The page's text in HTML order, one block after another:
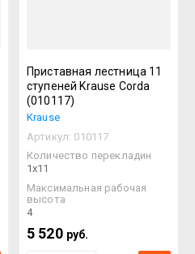
Приставная лестница 11
ступеней Krause Corda
(010117)
Krause
Артикул: 010117
Количество перекладин
1х11
Максимальная рабочая
высота
4
5 520 руб.